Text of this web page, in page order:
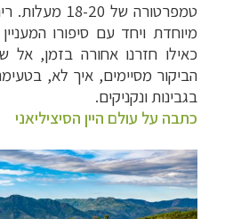
טמפרטורה של
מיוחדת ויחד עם סיפורו
הביקור מסיימים, איך לא,
בגבינות ונקניקים.
כתבה על עולם היין הסיציליאני